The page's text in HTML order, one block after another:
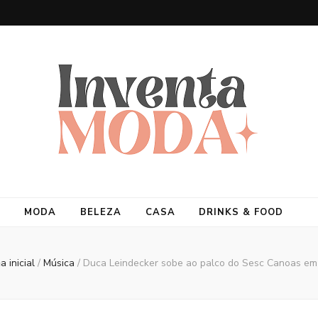
MODA BELEZA CASA DRINKS & FOOD
inicial / Música / Duca Leindecker sobe ao palco do Sesc Canoas